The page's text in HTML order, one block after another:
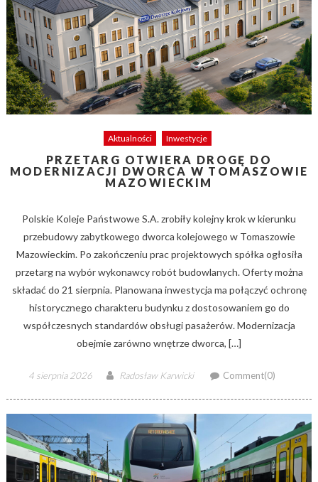
Aktualności Inwestycje
PRZETARG OTWIERA DROGĘ DO
MODERNIZACJI DWORCA W TOMASZOWIE
MAZOWIECKIM
Polskie Koleje Państwowe S.A. zrobiły kolejny krok w kierunku
przebudowy zabytkowego dworca kolejowego w Tomaszowie
Mazowieckim. Po zakończeniu prac projektowych spółka ogłosiła
przetarg na wybór wykonawcy robót budowlanych. Oferty można
składać do 21 sierpnia. Planowana inwestycja ma połączyć ochronę
historycznego charakteru budynku z dostosowaniem go do
współczesnych standardów obsługi pasażerów. Modernizacja
obejmie zarówno wnętrze dworca, […]
Posted
4 sierpnia 2026 Author
Radosław Karwicki Comment(0)